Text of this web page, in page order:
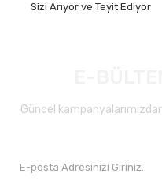
Sizi Arıyor ve Teyit Ediyor
Güncel